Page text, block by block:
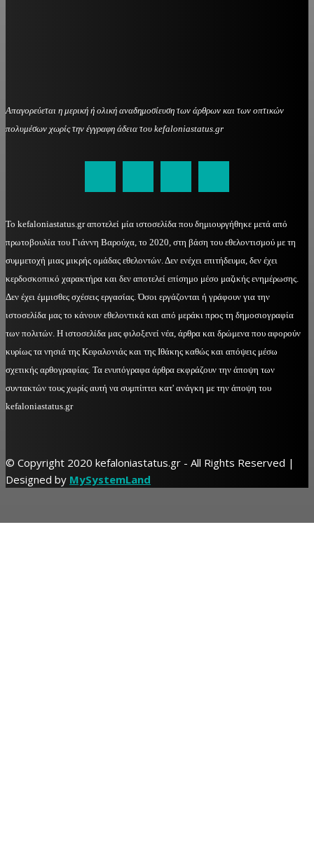
Απαγορεύεται η μερική ή ολική αναδημοσίευση των άρθρων και των οπτικών
πολυμέσων χωρίς την έγγραφη άδεια του kefaloniastatus.gr
Το kefaloniastatus.gr αποτελεί μία ιστοσελίδα που δημιουργήθηκε μετά από
πρωτοβουλία του Γιάννη Βαρούχα, το 2020, στη βάση του εθελοντισμού με τη
συμμετοχή μιας μικρής ομάδας εθελοντών. Δεν ενέχει επιτήδευμα, δεν έχει
κερδοσκοπικό χαρακτήρα και δεν αποτελεί επίσημο μέσο μαζικής ενημέρωσης.
Δεν έχει έμμισθες σχέσεις εργασίας. Όσοι εργάζονται ή γράφουν για την
ιστοσελίδα μας το κάνουν εθελοντικά και από μεράκι προς τη δημοσιογραφία
των πολιτών. Η ιστοσελίδα μας φιλοξενεί νέα, άρθρα και δρώμενα που αφορούν
κυρίως τα νησιά της Κεφαλονιάς και της Ιθάκης καθώς και απόψεις μέσω
σχετικής αρθογραφίας. Τα ενυπόγραφα άρθρα εκφράζουν την άποψη των
συντακτών τους χωρίς αυτή να συμπίπτει κατ' ανάγκη με την άποψη του
kefaloniastatus.gr
© Copyright 2020 kefaloniastatus.gr - All Rights Reserved |
Designed by MySystemLand